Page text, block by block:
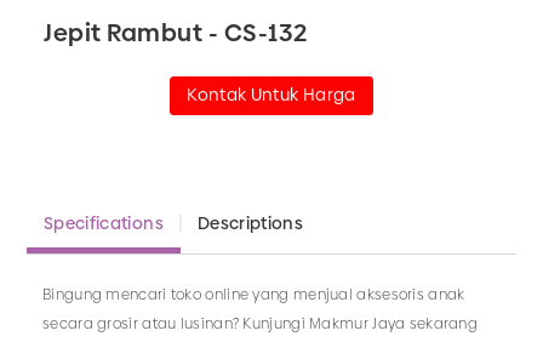
Jepit Rambut - CS-132
Kontak Untuk Harga
Specifications Descriptions
Bingung mencari toko online yang menjual aksesoris anak
secara grosir atau lusinan? Kunjungi Makmur Jaya sekarang